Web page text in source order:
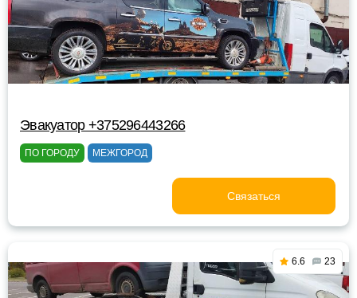
Эвакуатор +375296443266
ПО ГОРОДУ МЕЖГОРОД
Связаться
6.6 23